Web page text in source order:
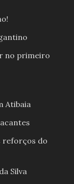
no primeiro
Atibaia
reforços do
Silva